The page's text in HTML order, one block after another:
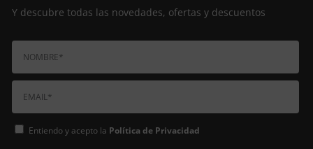
Y descubre todas las novedades, ofertas y descuentos
Entiendo y acepto la Política de Privacidad